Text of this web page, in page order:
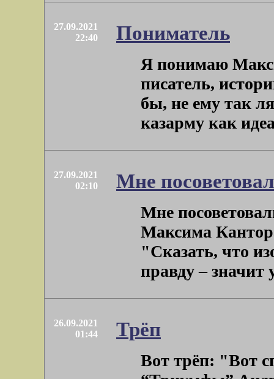
27.09.2021
22:40
Пониматель
Я понимаю
писатель,
бы, не ему так
казарму как
27.09.2021
02:10
Мне
Мне
Максима
"Сказать, что
правду – значит
26.09.2021
01:44
Трёп
Вот трёп: "Вот